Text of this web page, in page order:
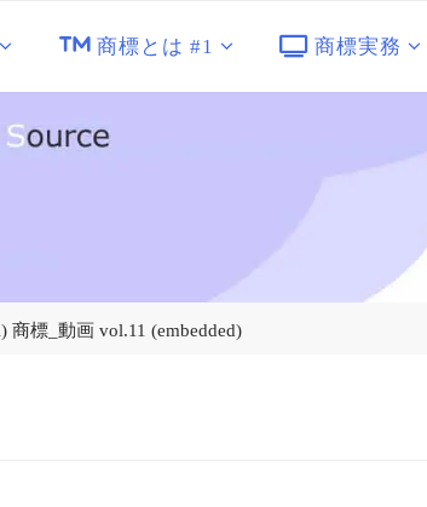
商標とは #1 商標実務
標_動画 vol.11 (embedded)